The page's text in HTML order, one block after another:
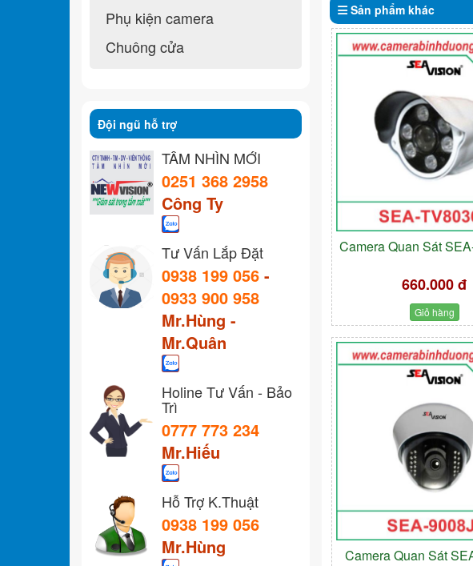
Sản phẩm khác
Camera Quan Sát
660.000 đ
Giỏ hàng
Camera Quan Sát
Phụ kiện camera
Chuông cửa
Đội ngũ hỗ trợ
TẦM NHÌN MỚI
0251 368 2958
Công Ty
Tư Vấn Lắp Đặt
0938 199 056 -
0933 900 958
Mr.Hùng -
Mr.Quân
Holine Tư Vấn - Bảo
Trì
0777 773 234
Mr.Hiếu
Hỗ Trợ K.Thuật
0938 199 056
Mr.Hùng